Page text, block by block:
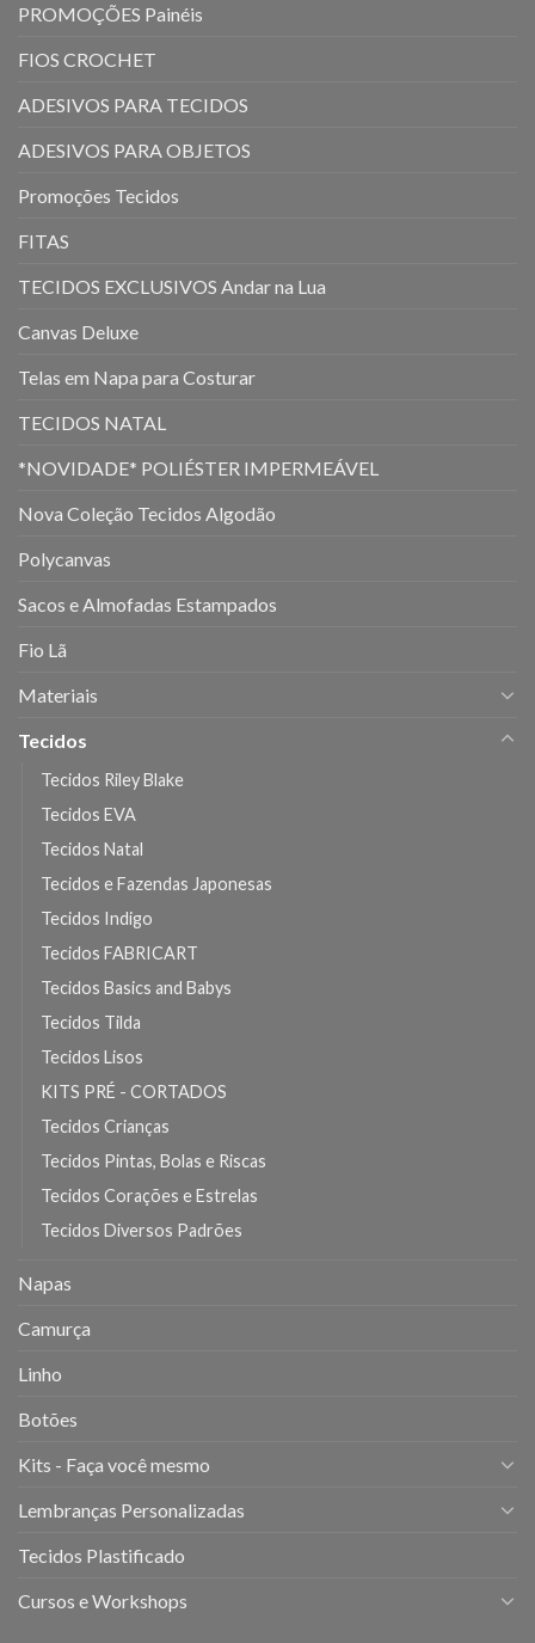
PROMOÇÕES Painéis
FIOS CROCHET
ADESIVOS PARA TECIDOS
ADESIVOS PARA OBJETOS
Promoções Tecidos
FITAS
TECIDOS EXCLUSIVOS Andar na Lua
Canvas Deluxe
Telas em Napa para Costurar
TECIDOS NATAL
*NOVIDADE* POLIÉSTER IMPERMEÁVEL
Nova Coleção Tecidos Algodão
Polycanvas
Sacos e Almofadas Estampados
Fio Lã
Materiais
Tecidos
Tecidos Riley Blake
Tecidos EVA
Tecidos Natal
Tecidos e Fazendas Japonesas
Tecidos Indigo
Tecidos FABRICART
Tecidos Basics and Babys
Tecidos Tilda
Tecidos Lisos
KITS PRÉ - CORTADOS
Tecidos Crianças
Tecidos Pintas, Bolas e Riscas
Tecidos Corações e Estrelas
Tecidos Diversos Padrões
Napas
Camurça
Linho
Botões
Kits - Faça você mesmo
Lembranças Personalizadas
Tecidos Plastificado
Cursos e Workshops